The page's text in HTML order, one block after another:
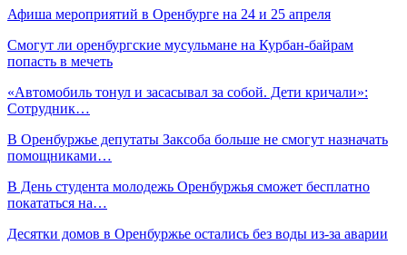
Афиша мероприятий в Оренбурге на 24 и 25 апреля
Смогут ли оренбургские мусульмане на Курбан-байрам
попасть в мечеть
«Автомобиль тонул и засасывал за собой. Дети кричали»:
Сотрудник…
В Оренбуржье депутаты Заксоба больше не смогут назначать
помощниками…
В День студента молодежь Оренбуржья сможет бесплатно
покататься на…
Десятки домов в Оренбуржье остались без воды из-за аварии